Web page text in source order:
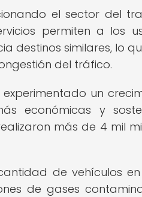
el sector del
permiten a los
destinos similares, lo
del tráfico.
un
económicas y
más de 4 mil
de vehículos en
de gases